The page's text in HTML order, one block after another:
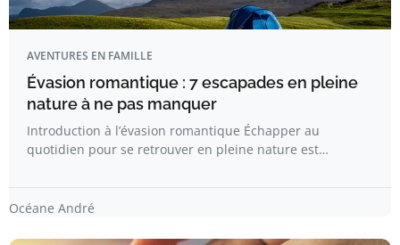
AVENTURES EN FAMILLE
Évasion romantique : 7 escapades en pleine
nature à ne pas manquer
Introduction à l’évasion romantique Échapper au
quotidien pour se retrouver en pleine nature est…
Océane André